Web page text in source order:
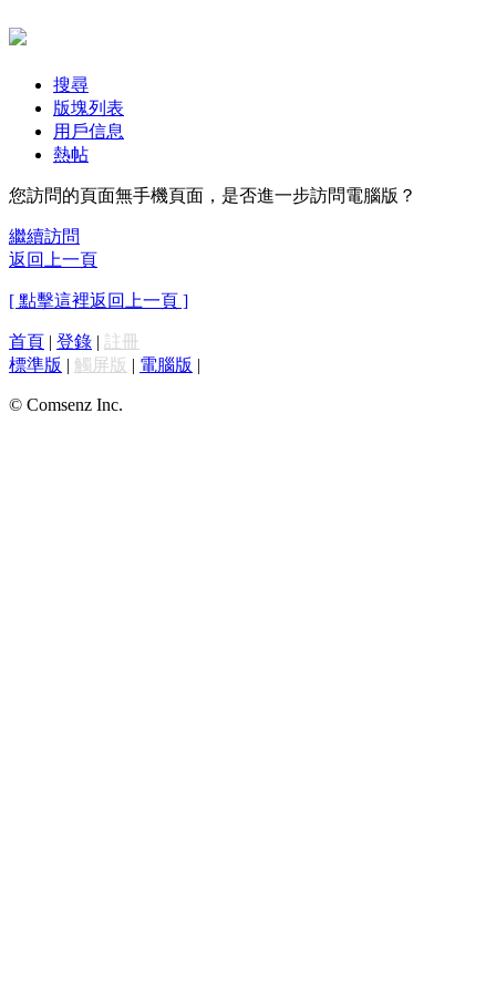
搜尋
版塊列表
用戶信息
熱帖
您訪問的頁面無手機頁面，是否進一步訪問電腦版？
繼續訪問
返回上一頁
[ 點擊這裡返回上一頁 ]
首頁 | 登錄 | 註冊
標準版 | 觸屏版 | 電腦版 |
© Comsenz Inc.